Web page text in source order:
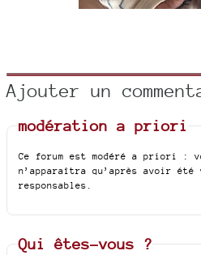
Ajouter un
modération a priori
Ce forum est modéré a priori :
n’apparaîtra qu’après avoir
responsables.
Qui êtes-vous ?